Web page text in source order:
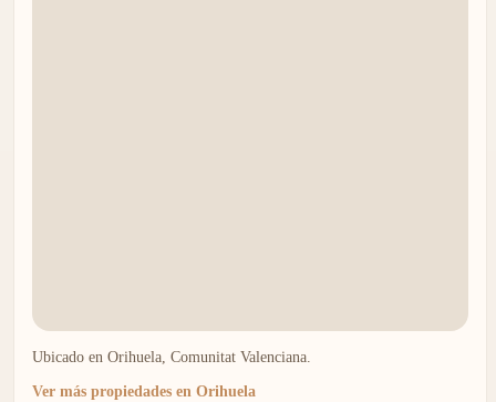
Ubicado en Orihuela, Comunitat Valenciana.
Ver más propiedades en Orihuela